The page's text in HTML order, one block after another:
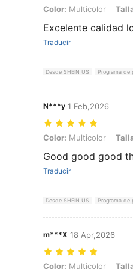
Color: Multicolor, Talla:
Color: Multicolor
Excelente calidad
Traducir
Desde SHEIN US Programa de
N***y 1 Feb,2026
Color: Multicolor, Talla:
Color: Multicolor
Good good good
Traducir
Desde SHEIN US Programa de
m***X 18 Apr,2026
Color: Multicolor, Talla:
Color: Multicolor